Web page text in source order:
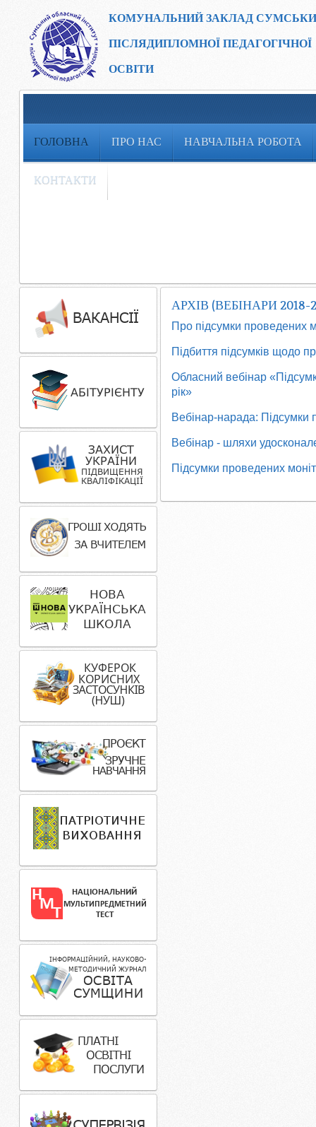
КОМУНАЛЬНИЙ ЗАКЛАД
ПІСЛЯДИПЛОМНОЇ ПЕДАГОГІЧНОЇ
ОСВІТИ
ГОЛОВНА ПРО НАС НАВЧАЛЬНА РОБОТА
КОНТАКТИ
АРХІВ (ВЕБІНАРИ 2018-
Про підсумки проведених
Підбиття підсумків щодо
Обласний вебінар
рік»
Вебінар-нарада: Підсумки
Вебінар - шляхи
Підсумки проведених